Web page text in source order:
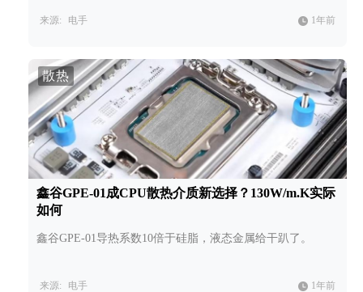
来源: 电手 1年前
散热
鑫谷GPE-01成CPU散热介质新选择？130W/m.K实际
如何
鑫谷GPE-01导热系数10倍于硅脂，液态金属给干趴了。
来源: 电手 1年前